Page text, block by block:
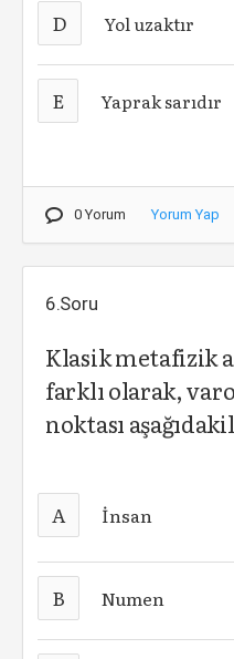
D Yol uzaktır
E Yaprak sarıdır
0 Yorum Yorum Yap
6.Soru
Klasik metafizik
farklı olarak,
noktası
A İnsan
B Numen